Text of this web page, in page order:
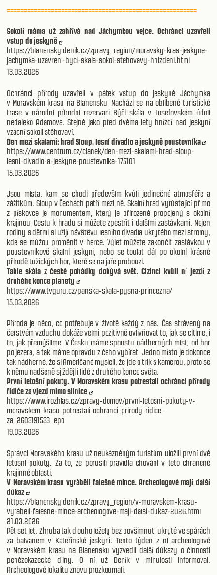
========================================================
Sokolí máma už zahřívá nad Jáchymkou vejce. Ochránci uzavřeli
vstup do jeskyně
https://blanensky.denik.cz/zpravy_region/moravsky-kras-jeskyne-
jachymka-uzavreni-byci-skala-sokol-stehovavy-hnizdeni.html
13.03.2026
Ochránci přírody uzavřeli v pátek vstup do jeskyně Jáchymka
v Moravském krasu na Blanensku. Nachází se na oblíbené turistické
trase v národní přírodní rezervaci Býčí skála v Josefovském údolí
nedaleko Adamova. Stejně jako před dvěma lety hnízdí nad jeskyní
vzácní sokoli stěhovaví.
Den mezi skalami: hrad Sloup, lesní divadlo a jeskyně poustevníka
https://www.centrum.cz/clanek/den-mezi-skalami-hrad-sloup-
lesni-divadlo-a-jeskyne-poustevnika-175101
15.03.2026
Jsou místa, kam se chodí především kvůli jedinečné atmosféře a
zážitkům. Sloup v Čechách patří mezi ně. Skalní hrad vyrůstající přímo
z pískovce je monumentem, který je přirozeně propojený s okolní
krajinou. Cestu k hradu si můžete zpestřit i dalšími zastávkami. Nejen
rodiny s dětmi si užijí návštěvu lesního divadla ukrytého mezi stromy,
kde se můžou proměnit v herce. Výlet můžete zakončit zastávkou v
poustevníkově skalní jeskyni, nebo se toulat dál po okolní krásné
přírodě Lužických hor, které se na jaře probouzí.
Tahle skála z české pohádky dobývá svět. Cizinci kvůli ní jezdí z
druhého konce planety
https://www.tvguru.cz/panska-skala-pysna-princezna/
15.03.2026
Příroda je něco, co potřebuje v životě každý z nás. Čas strávený na
čerstvém vzduchu dokáže velmi pozitivně ovlivňovat to, jak se cítíme, i
to, jak přemýšlíme. V Česku máme spoustu nádherných míst, od hor
po jezera, a tak máme opravdu z čeho vybírat. Jedno místo je dokonce
tak nádherné, že si Američané mysleli, že jde o trik s kamerou, proto se
k němu nadšeně sjíždějí i lidé z druhého konce světa.
První letošní pokuty. V Moravském krasu potrestali ochránci přírody
řidiče za vjezd mimo silnice
https://www.irozhlas.cz/zpravy-domov/prvni-letosni-pokuty-v-
moravskem-krasu-potrestali-ochranci-prirody-ridice-
za_2603191533_epo
19.03.2026
Správci Moravského krasu už neukázněným turistům uložili první dvě
letošní pokuty. Za to, že porušili pravidla chování v této chráněné
krajinné oblasti.
V Moravském krasu vyráběli falešné mince. Archeologové mají další
důkaz
https://blanensky.denik.cz/zpravy_region/v-moravskem-krasu-
vyrabeli-falesne-mince-archeologove-maji-dalsi-dukaz-2026.html
21.03.2026
Pět set let. Zhruba tak dlouho ležely bez povšimnutí ukryté ve spárách
za balvanem v Kateřinské jeskyni. Tento týden z ní archeologové
v Moravském krasu na Blanensku vyzvedli další důkazy o činnosti
penězokazecké dílny. O ní už Deník v minulosti informoval.
Archeologové lokalitu znovu prozkoumali.